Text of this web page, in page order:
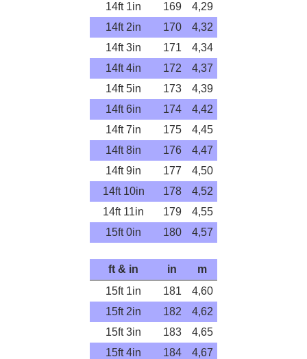
14ft 1in
169
4,29
14ft 2in
170
4,32
14ft 3in
171
4,34
14ft 4in
172
4,37
14ft 5in
173
4,39
14ft 6in
174
4,42
14ft 7in
175
4,45
14ft 8in
176
4,47
14ft 9in
177
4,50
14ft 10in
178
4,52
14ft 11in
179
4,55
15ft 0in
180 4,57
ft & in in
m
15ft 1in
181
4,60
15ft 2in
182
4,62
15ft 3in
183
4,65
15ft 4in
184
4,67